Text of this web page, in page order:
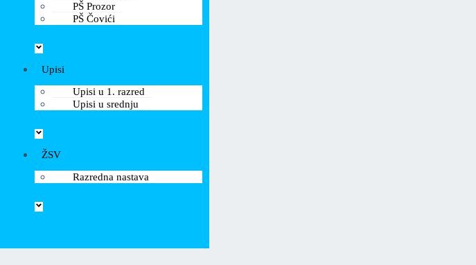
PŠ Prozor
PŠ Čovići
Upisi
Upisi u 1. razred
Upisi u srednju
ŽSV
Razredna nastava